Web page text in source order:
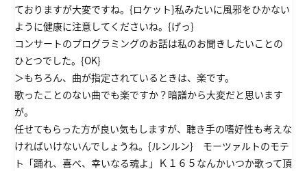
ておりますが大変ですね。{ロケット}私みたいに風邪をひかない
ように健康に注意してくださいね。{げっ}
コンサートのプログラミングのお話は私のお聞きしたいことの
ひとつでした。{OK}
＞もちろん、曲が指定されているときは、楽です。
歌ったことのない曲でも楽ですか？暗譜から大変だと思います
が。
任せてもらった方が良い気もしますが、聴き手の嗜好性も考えな
ければいけないんでしょうね。{ルンルン} モーツァルトのモテ
ト「踊れ、喜べ、幸いなる魂よ」Ｋ１６５なんかいつか歌って頂